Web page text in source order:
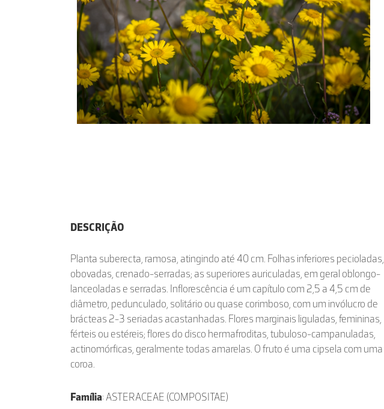
DESCRIÇÃO
Planta suberecta, ramosa, atingindo até 40 cm. Folhas inferiores pecioladas,
obovadas, crenado-serradas; as superiores auriculadas, em geral oblongo-
lanceoladas e serradas. Inflorescência é um capítulo com 2,5 a 4,5 cm de
diâmetro, pedunculado, solitário ou quase corimboso, com um invólucro de
brácteas 2-3 seriadas acastanhadas. Flores marginais liguladas, femininas,
férteis ou estéreis; flores do disco hermafroditas, tubuloso-campanuladas,
actinomórficas, geralmente todas amarelas. O fruto é uma cipsela com uma
coroa.
Família: ASTERACEAE (COMPOSITAE)